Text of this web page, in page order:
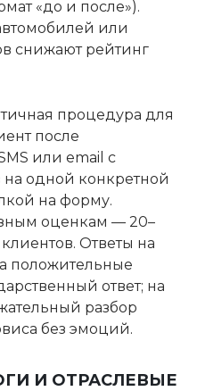
«до и после»).
или
снижают рейтинг
процедура для
после
или email с
на одной конкретной
на форму.
оценкам — 20–
Ответы на
положительные
ответ; на
разбор
без эмоций.
И ОТРАСЛЕВЫЕ